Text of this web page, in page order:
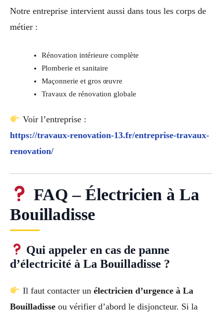
Notre entreprise intervient aussi dans tous les corps de
métier :
Rénovation intérieure complète
Plomberie et sanitaire
Maçonnerie et gros œuvre
Travaux de rénovation globale
Voir l’entreprise :
https://travaux-renovation-13.fr/entreprise-travaux-
renovation/
FAQ – Électricien à La
Bouilladisse
Qui appeler en cas de panne
d’électricité à La Bouilladisse ?
Il faut contacter un électricien d’urgence à La
Bouilladisse ou vérifier d’abord le disjoncteur. Si la